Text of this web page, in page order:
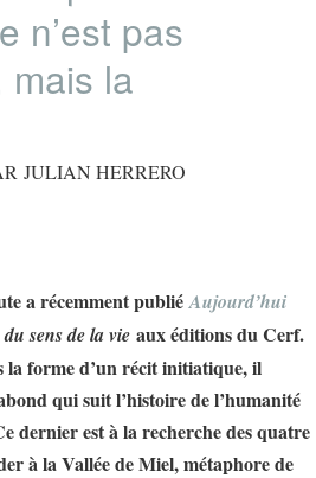
n’est pas
mais la
JULIAN HERRERO
a récemment publiéAujourd’hui
sens de la vie aux éditions du Cerf.
la forme d’un récit initiatique, il
qui suit l’histoire de l’humanité
dernier est à la recherche des quatre
à la Vallée de Miel, métaphore de